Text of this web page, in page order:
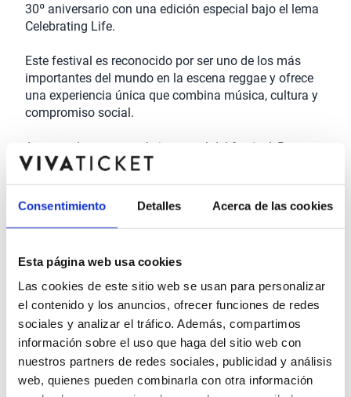
Consentimiento Detalles Acerca de las cookies
Esta página web usa cookies
Las cookies de este sitio web se usan para personalizar
el contenido y los anuncios, ofrecer funciones de redes
sociales y analizar el tráfico. Además, compartimos
información sobre el uso que haga del sitio web con
nuestros partners de redes sociales, publicidad y análisis
web, quienes pueden combinarla con otra información
30º aniversario con una edición especial bajo el lema
Celebrating Life.
Este festival es reconocido por ser uno de los más
importantes del mundo en la escena reggae y ofrece
una experiencia única que combina música, cultura y
compromiso social.
Aunque el reggae es el eje central del festival, Rototom
Sunsplash abarca diversos géneros que enriquecen su
propuesta musical como el Reggae roots y clásico;
Dub y sound system culture; Dancehall y afrobeats y
electrónica y muchos más.
El cartel de este 2025 cuenta con más de 60 artistas
internacionales, incluyendo leyendas del reggae y
nuevas promesas que harán de esta edición un
festival inolvidable.
Además de la música, en Rototom Sunsplash 2025